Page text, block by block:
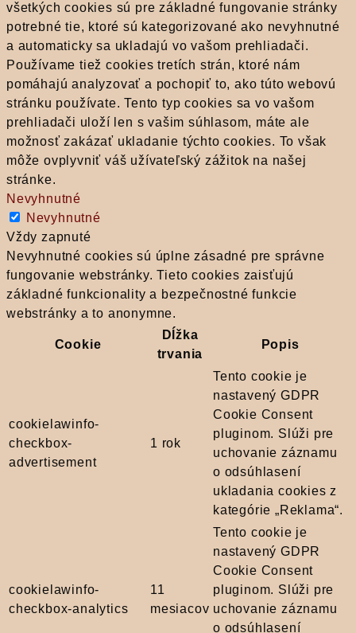
všetkých cookies sú pre základné fungovanie stránky
potrebné tie, ktoré sú kategorizované ako nevyhnutné
a automaticky sa ukladajú vo vašom prehliadači.
Používame tiež cookies tretích strán, ktoré nám
pomáhajú analyzovať a pochopiť to, ako túto webovú
stránku používate. Tento typ cookies sa vo vašom
prehliadači uloží len s vašim súhlasom, máte ale
možnosť zakázať ukladanie týchto cookies. To však
môže ovplyvniť váš užívateľský zážitok na našej
stránke.
Nevyhnutné
Nevyhnutné
Vždy zapnuté
Nevyhnutné cookies sú úplne zásadné pre správne
fungovanie webstránky. Tieto cookies zaisťujú
základné funkcionality a bezpečnostné funkcie
webstránky a to anonymne.
Cookie
Dĺžka
trvania
Popis
cookielawinfo-
checkbox-
advertisement
1 rok
Tento cookie je
nastavený GDPR
Cookie Consent
pluginom. Slúži pre
uchovanie záznamu
o odsúhlasení
ukladania cookies z
kategórie „Reklama“.
cookielawinfo-
checkbox-analytics
11
mesiacov
Tento cookie je
nastavený GDPR
Cookie Consent
pluginom. Slúži pre
uchovanie záznamu
o odsúhlasení